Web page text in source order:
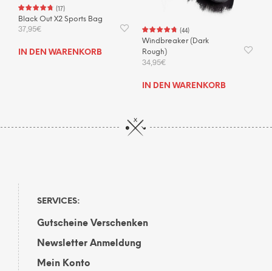
(17)
Black Out X2 Sports Bag
37,95€
IN DEN WARENKORB
(44)
Windbreaker (Dark
Rough)
34,95€
IN DEN WARENKORB
SERVICES:
Gutscheine Verschenken
Newsletter Anmeldung
Mein Konto